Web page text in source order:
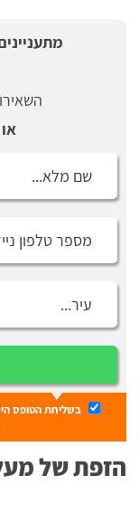
בשליחת הטופס
הזפת של